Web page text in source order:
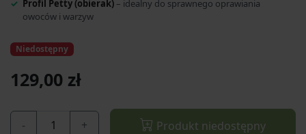
Profil Petty (obierak) – idealny do sprawnego oprawiania
owoców i warzyw
Niedostępny
129,00 zł
- + Produkt niedostępny